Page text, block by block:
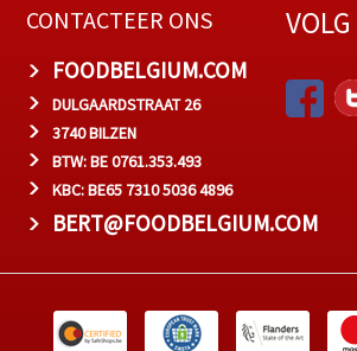
CONTACTEER ONS
FOODBELGIUM.COM
DULGAARDSTRAAT 26
3740 BILZEN
BTW: BE 0761.353.493
KBC: BE65 7310 5036 4896
BERT@FOODBELGIUM.COM